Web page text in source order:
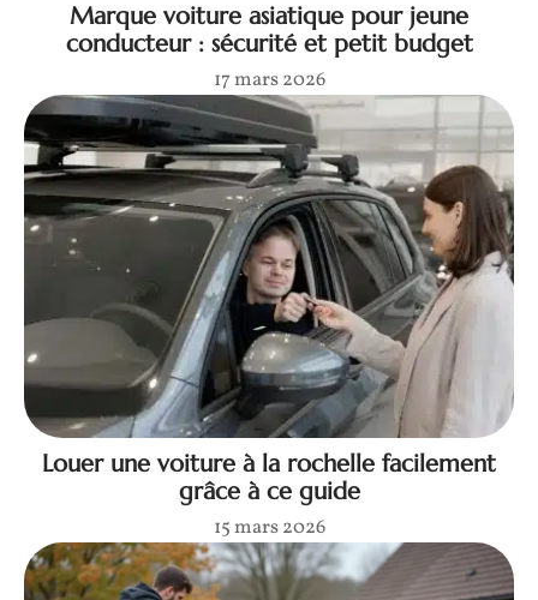
Marque voiture asiatique pour jeune
conducteur : sécurité et petit budget
17 mars 2026
Louer une voiture à la rochelle facilement
grâce à ce guide
15 mars 2026